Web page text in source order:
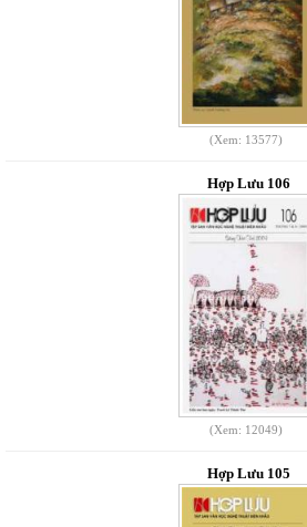
(Xem: 13577)
Hợp Lưu 106
(Xem: 12049)
Hợp Lưu 105